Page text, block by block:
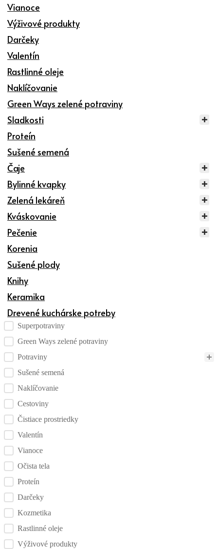
Vianoce
Výživové produkty
Darčeky
Valentín
Rastlinné oleje
Naklíčovanie
Green Ways zelené potraviny
Sladkosti
Proteín
Sušené semená
Čaje
Bylinné kvapky
Zelená lekáreň
Kváskovanie
Pečenie
Korenia
Sušené plody
Knihy
Keramika
Drevené kuchárske potreby
Kategórie produktov checklist
Superpotraviny
Green Ways zelené potraviny
Potraviny
Sušené semená
Naklíčovanie
Cestoviny
Čistiace prostriedky
Valentín
Vianoce
Očista tela
Proteín
Darčeky
Kozmetika
Rastlinné oleje
Výživové produkty